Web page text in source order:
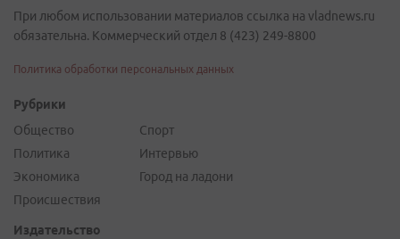
При любом использовании материалов ссылка на vladnews.ru
обязательна. Коммерческий отдел 8 (423) 249-8800
Политика обработки персональных данных
Рубрики
Общество
Политика
Экономика
Происшествия
Спорт
Интервью
Город на ладони
Издательство